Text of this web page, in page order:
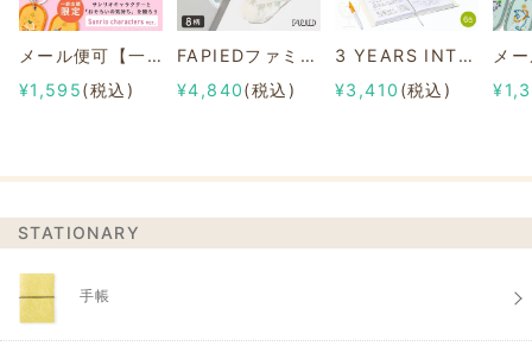
メール便可【一部店舗限定】2/8b PAIR KEY RING Sanrio characters ver.
¥1,595(税込)
FAPIEDファミリーソックスセット 総柄
¥4,840(税込)
3 YEARS INTERVIEW DIARY
¥3,410 (税込)
STATIONARY
手帳